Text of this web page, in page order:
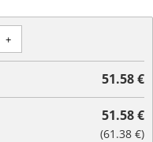
+
51.58 €
51.58 €
(61.38 €)